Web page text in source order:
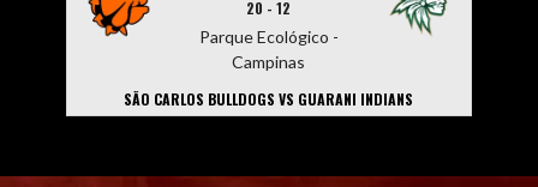
20 -12
Parque Ecológico -
Campinas
SÃO CARLOS BULLDOGS VS GUARANI INDIANS